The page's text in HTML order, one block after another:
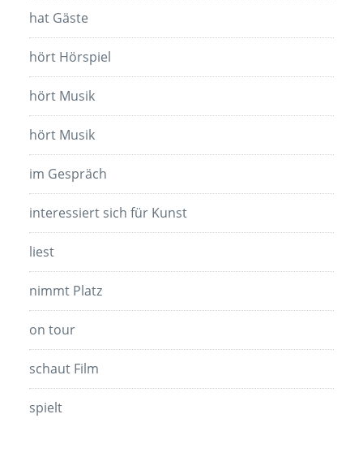
hat Gäste
hört Hörspiel
hört Musik
hört Musik
im Gespräch
interessiert sich für Kunst
liest
nimmt Platz
on tour
schaut Film
spielt